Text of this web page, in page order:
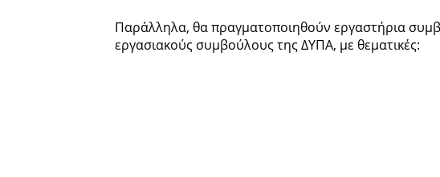
Παράλληλα, θα πραγματοποιηθούν εργαστήρια
εργασιακούς συμβούλους της ΔΥΠΑ, με θεματικές: